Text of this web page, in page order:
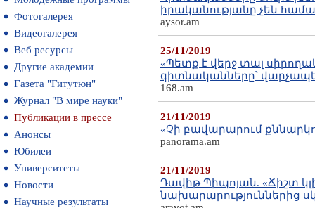
Фотогалерея
Видеогалерея
Веб ресурсы
Другие академии
Газета "Гитутюн"
Журнал "В мире науки"
Публикации в прессе
Анонсы
Юбилеи
Университеты
Новости
Научные результаты
իրականությանը չեն
aysor.am
25/11/2019
«Պետք է վերջ տալ
գիտնականները՝
168.am
21/11/2019
«Չի բավարարում
panorama.am
21/11/2019
Դավիթ Պիպոյան. «Ճիշտ
նախարարություններից